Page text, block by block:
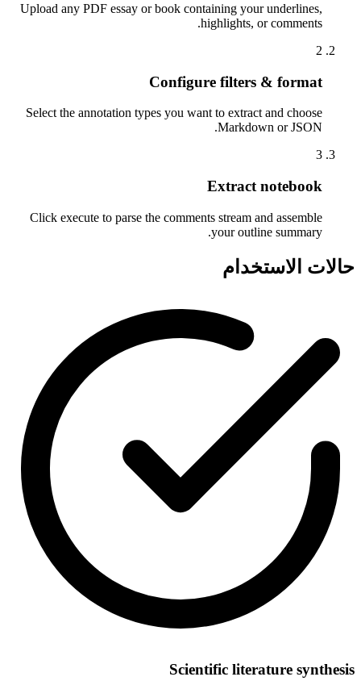
Upload any PDF essay or book containing your underlines,
highlights, or comments.
2
Configure filters & format
Select the annotation types you want to extract and choose
Markdown or JSON.
3
Extract notebook
Click execute to parse the comments stream and assemble
your outline summary.
حالات الاستخدام
Scientific literature synthesis